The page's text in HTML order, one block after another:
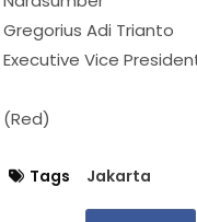
Gregorius Adi Trianto
Executive Vice
(Red)
Tags Jakarta